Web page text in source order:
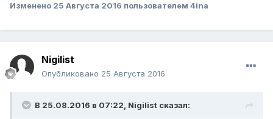
Изменено 25 Августа 2016 пользователем 4ina
Nigilist
Опубликовано 25 Августа 2016
В 25.08.2016 в 07:22, Nigilist сказал: